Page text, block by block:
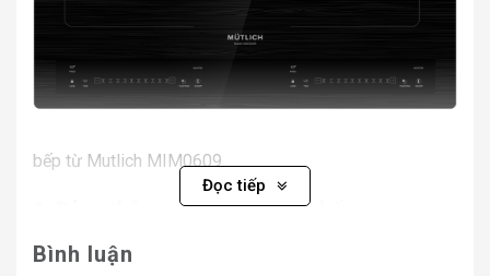
bếp từ Mutlich MIM0609
1. Bảng thông số kỹ thuật của bếp
Đọc tiếp
Bình luận